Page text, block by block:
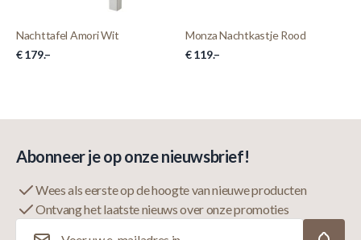
Nachttafel Amori Wit
€ 179.–
Monza Nachtkastje Rood
€ 119.–
Abonneer je op onze nieuwsbrief!
Wees als eerste op de hoogte van nieuwe producten
Ontvang het laatste nieuws over onze promoties